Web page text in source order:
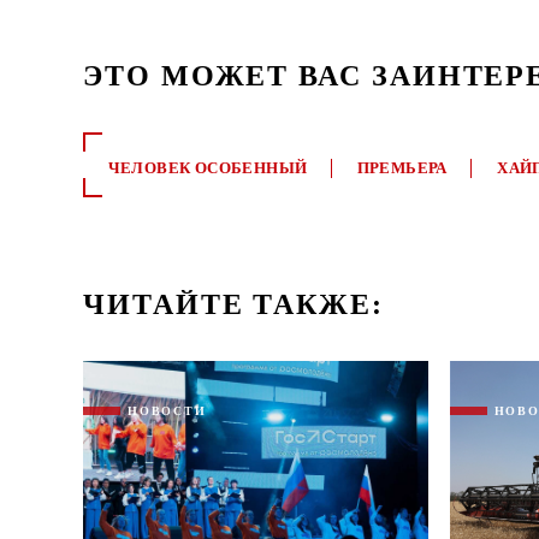
ЭТО МОЖЕТ ВАС
ЧЕЛОВЕК ОСОБЕННЫЙ ПРЕМЬЕРА
ЧИТАЙТЕ ТАКЖЕ:
НОВОСТИ